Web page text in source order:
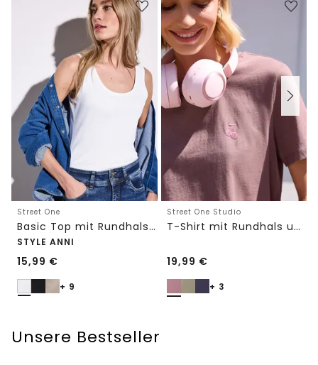
Street One
Basic Top mit Rundhals in Unifarbe
STYLE ANNI
15,99 €
+ 9
Street One Studio
T-Shirt mit Rundhals und Embroidery-Detail
19,99 €
+ 3
Unsere Bestseller